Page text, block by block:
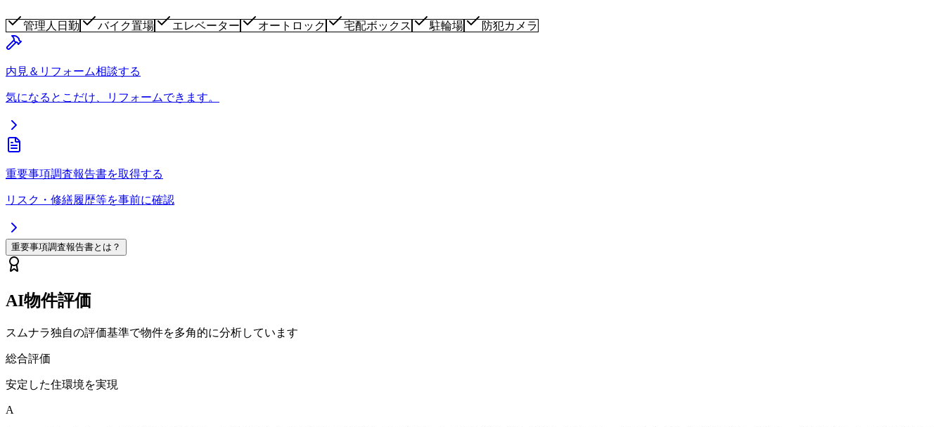
管理人日勤 バイク置場 エレベーター オートロック 宅配ボックス 駐輪場 防犯カメラ
内見＆リフォーム相談する
気になるとこだけ、リフォームできます。
重要事項調査報告書を取得する
リスク・修繕履歴等を事前に確認
重要事項調査報告書とは？
AI物件評価
スムナラ独自の評価基準で物件を多角的に分析しています
総合評価
安定した住環境を実現
A